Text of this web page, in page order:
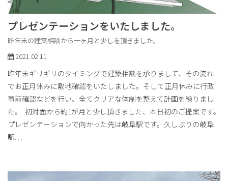
プレゼンテーションをいたしました。
昨年末の建築相談から一ヶ月と少しを頂きました。
2021.02.11
昨年末ギリギリのタイミングで建築相談を承りまして、その流れ
でお正月休みに敷地確認をいたしました。そして正月休みに行政
事前確認などを行い、全てクリアな体制を整えて計画を練りまし
た。 初対面から約1が月と少し頂きました、本日初のご提案です。
プレゼンテーションで向かった先は岐阜駅です。久しぶりの岐阜
駅. . .